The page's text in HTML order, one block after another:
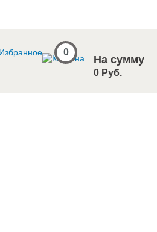
0
На сумму
0 Руб.